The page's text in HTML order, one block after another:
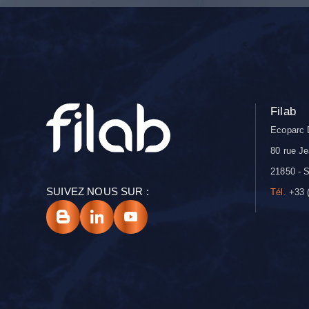
SUIVEZ NOUS SUR :
Filab
Ecoparc
80 rue
21850 -
Tél.
+33